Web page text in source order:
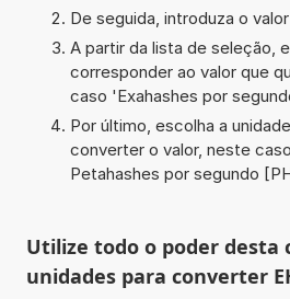
De seguida, introduza o
A partir da lista de seleção,
corresponder ao valor que
caso 'Exahashes por
Por último, escolha a
converter o valor, neste
Petahashes por segundo
Utilize todo o poder desta
unidades para converter